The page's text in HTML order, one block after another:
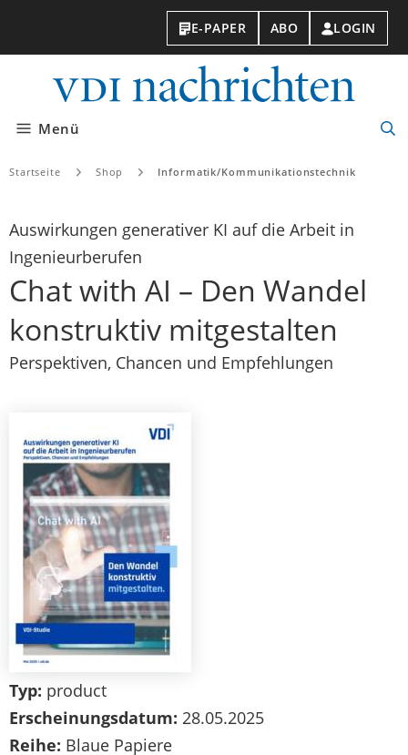
E-PAPER ABO LOGIN
Menü
Startseite Shop Informatik/Kommunikationstechnik
Auswirkungen generativer KI auf die Arbeit in
Ingenieurberufen
Chat with AI – Den Wandel
konstruktiv mitgestalten
Perspektiven, Chancen und Empfehlungen
Typ: product
Erscheinungsdatum: 28.05.2025
Reihe: Blaue Papiere